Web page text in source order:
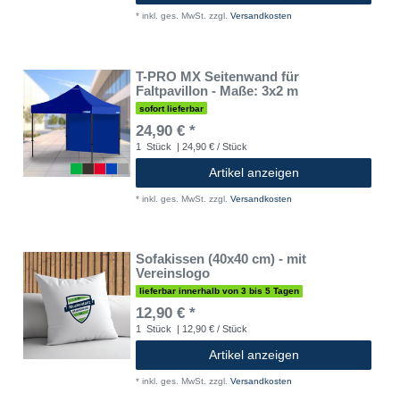
* inkl. ges. MwSt. zzgl. Versandkosten
T-PRO MX Seitenwand für
Faltpavillon - Maße: 3x2 m
sofort lieferbar
24,90 € *
1 Stück | 24,90 € / Stück
Artikel anzeigen
* inkl. ges. MwSt. zzgl. Versandkosten
Sofakissen (40x40 cm) - mit
Vereinslogo
lieferbar innerhalb von 3 bis 5 Tagen
12,90 € *
1 Stück | 12,90 € / Stück
Artikel anzeigen
* inkl. ges. MwSt. zzgl. Versandkosten